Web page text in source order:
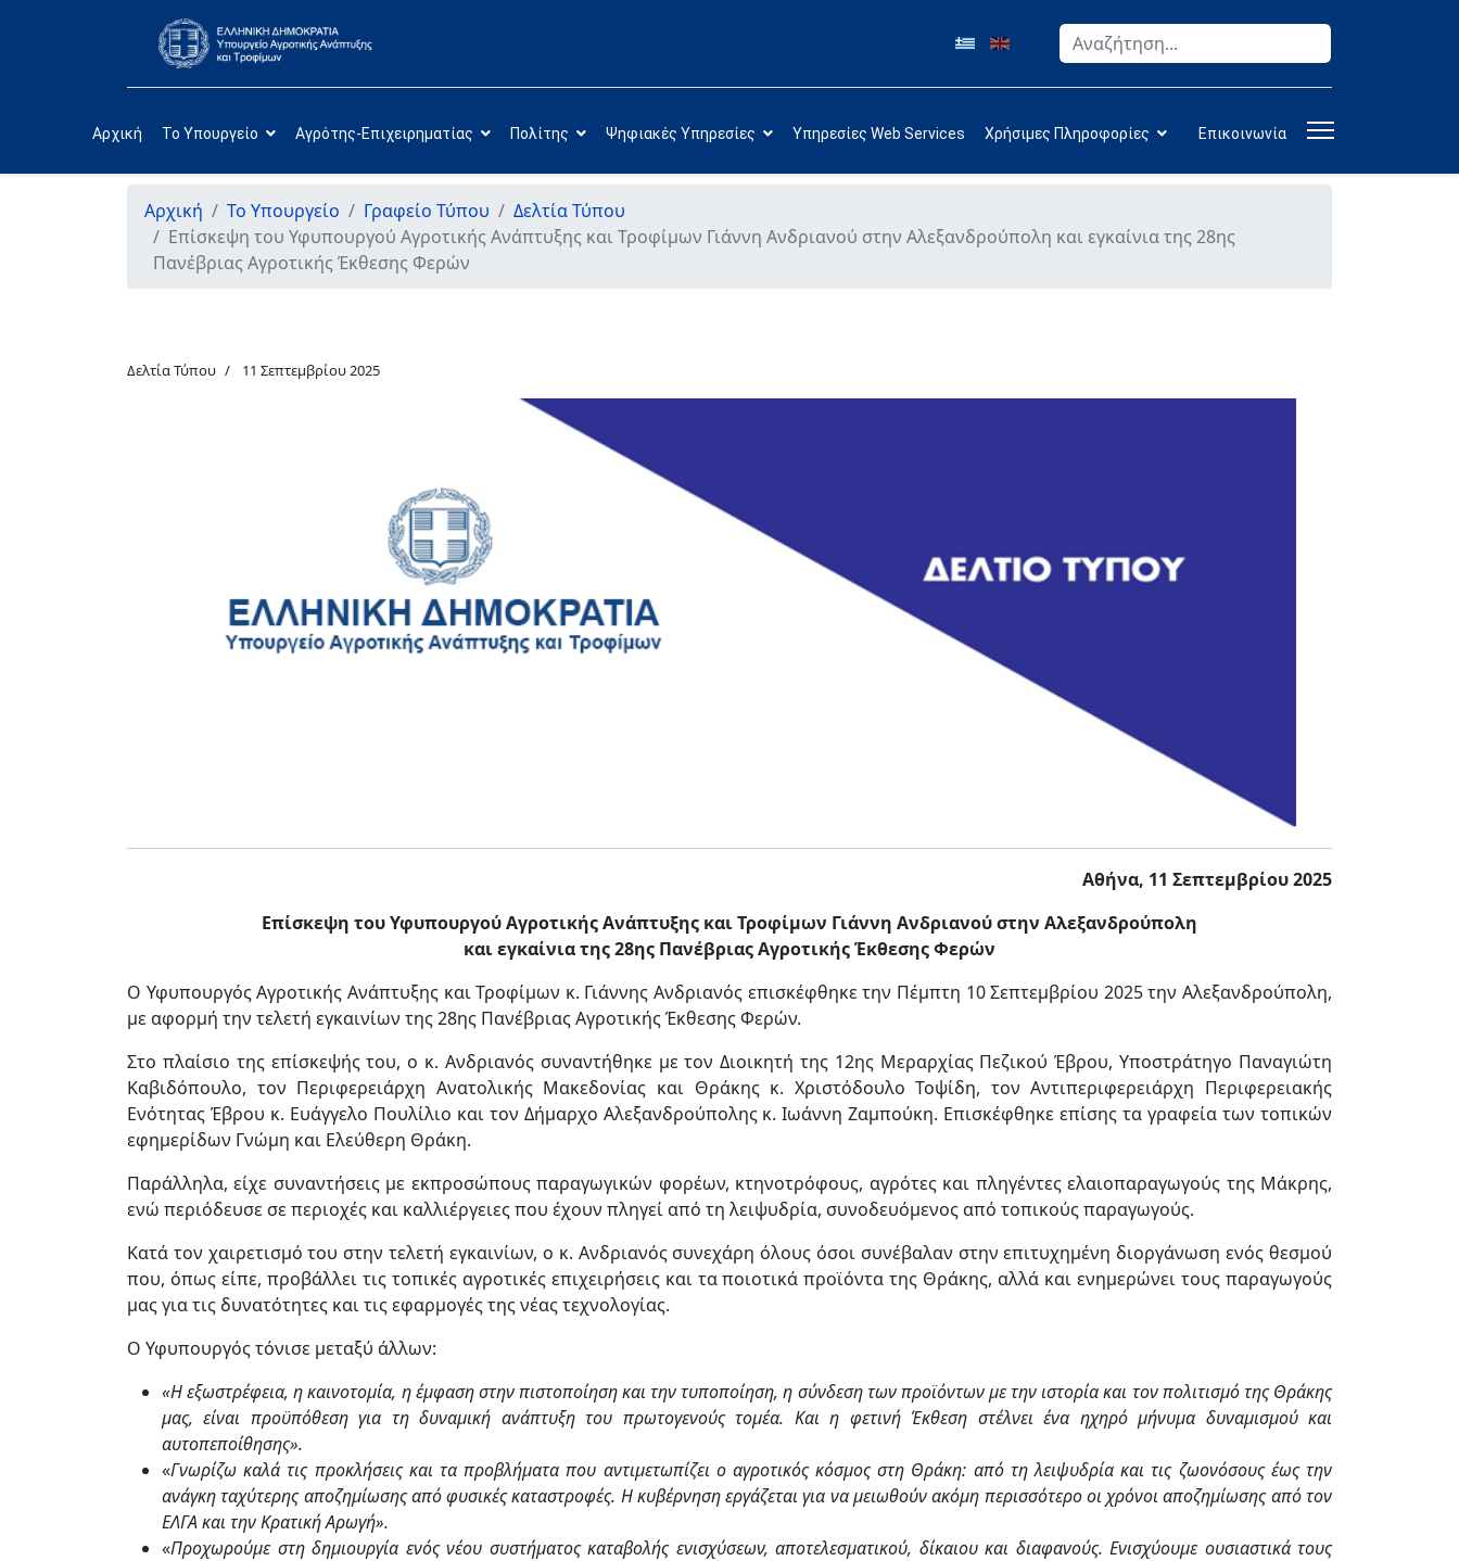
Αναζήτηση
Αρχική Το Υπουργείο Αγρότης-Επιχειρηματίας Πολίτης Ψηφιακές Υπηρεσίες Υπηρεσίες Web Services Χρήσιμες Πληροφορίες Επικοινωνία
Αρχική Το Υπουργείο Γραφείο Τύπου
Δελτία Τύπου
Επίσκεψη του Υφυπουργού Αγροτικής Ανάπτυξης και Τροφίμων Γιάννη Ανδριανού στην Αλεξανδρούπολη και εγκαίνια της 28ης
Πανέβριας Αγροτικής Έκθεσης Φερών
Δελτία Τύπου 11 Σεπτεμβρίου 2025
Αθήνα, 11 Σεπτεμβρίου 2025
Επίσκεψη του Υφυπουργού Αγροτικής Ανάπτυξης και Τροφίμων Γιάννη Ανδριανού στην Αλεξανδρούπολη
και εγκαίνια της 28ης Πανέβριας Αγροτικής Έκθεσης Φερών
Ο Υφυπουργός Αγροτικής Ανάπτυξης και Τροφίμων κ. Γιάννης Ανδριανός επισκέφθηκε την Πέμπτη 10 Σεπτεμβρίου 2025 την Αλεξανδρούπολη,
με αφορμή την τελετή εγκαινίων της 28ης Πανέβριας Αγροτικής Έκθεσης Φερών.
Στο πλαίσιο της επίσκεψής του, ο κ. Ανδριανός συναντήθηκε με τον Διοικητή της 12ης Μεραρχίας Πεζικού Έβρου, Υποστράτηγο Παναγιώτη
Καβιδόπουλο, τον Περιφερειάρχη Ανατολικής Μακεδονίας και Θράκης κ. Χριστόδουλο Τοψίδη, τον Αντιπεριφερειάρχη Περιφερειακής
Ενότητας Έβρου κ. Ευάγγελο Πουλίλιο και τον Δήμαρχο Αλεξανδρούπολης κ. Ιωάννη Ζαμπούκη. Επισκέφθηκε επίσης τα γραφεία των τοπικών
εφημερίδων Γνώμη και Ελεύθερη Θράκη.
Παράλληλα, είχε συναντήσεις με εκπροσώπους παραγωγικών φορέων, κτηνοτρόφους, αγρότες και πληγέντες ελαιοπαραγωγούς της Μάκρης,
ενώ περιόδευσε σε περιοχές και καλλιέργειες που έχουν πληγεί από τη λειψυδρία, συνοδευόμενος από τοπικούς παραγωγούς.
Κατά τον χαιρετισμό του στην τελετή εγκαινίων, ο κ. Ανδριανός συνεχάρη όλους όσοι συνέβαλαν στην επιτυχημένη διοργάνωση ενός θεσμού
που, όπως είπε, προβάλλει τις τοπικές αγροτικές επιχειρήσεις και τα ποιοτικά προϊόντα της Θράκης, αλλά και ενημερώνει τους παραγωγούς
μας για τις δυνατότητες και τις εφαρμογές της νέας τεχνολογίας.
Ο Υφυπουργός τόνισε μεταξύ άλλων:
«Η εξωστρέφεια, η καινοτομία, η έμφαση στην πιστοποίηση και την τυποποίηση, η σύνδεση των προϊόντων με την ιστορία και τον πολιτισμό της Θράκης
μας, είναι προϋπόθεση για τη δυναμική ανάπτυξη του πρωτογενούς τομέα. Και η φετινή Έκθεση στέλνει ένα ηχηρό μήνυμα δυναμισμού και
αυτοπεποίθησης».
«Γνωρίζω καλά τις προκλήσεις και τα προβλήματα που αντιμετωπίζει ο αγροτικός κόσμος στη Θράκη: από τη λειψυδρία και τις ζωονόσους έως την
ανάγκη ταχύτερης αποζημίωσης από φυσικές καταστροφές. Η κυβέρνηση εργάζεται για να μειωθούν ακόμη περισσότερο οι χρόνοι αποζημίωσης από τον
ΕΛΓΑ και την Κρατική Αρωγή».
«Προχωρούμε στη δημιουργία ενός νέου συστήματος καταβολής ενισχύσεων, αποτελεσματικού, δίκαιου και διαφανούς. Ενισχύουμε ουσιαστικά τους